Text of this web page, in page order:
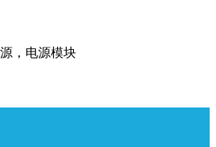
，电源模块